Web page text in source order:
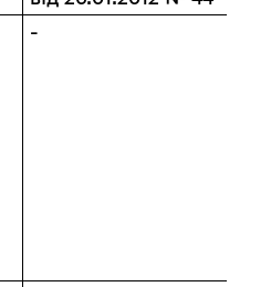
-